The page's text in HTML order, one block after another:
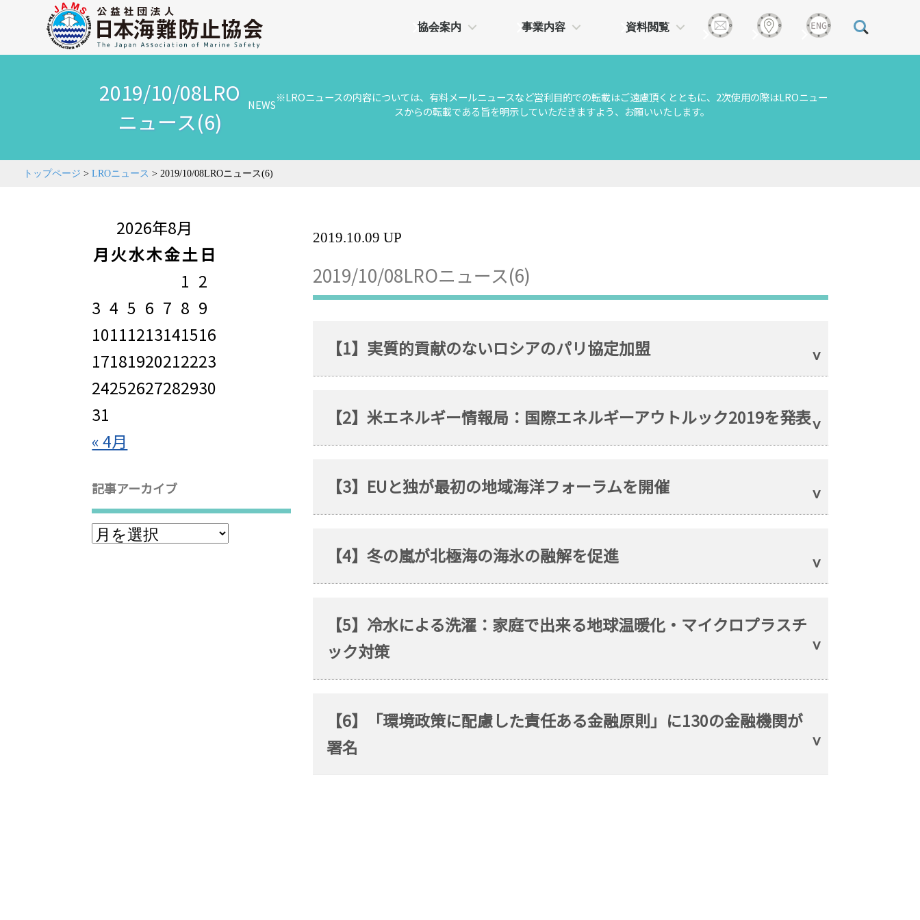
協会案内 事業内容 資料閲覧
2019/10/08LRO
ニュース(6)
NEWS※LROニュースの内容については、有料メールニュースなど営利目的での転載はご遠慮頂くとともに、2次使用の際はLROニュー
スからの転載である旨を明示していただきますよう、お願いいたします。
トップページ > LROニュース > 2019/10/08LROニュース(6)
2026年8月
月火水木金土 日
1 2
3 4 5 6 7 8 9
10111213141516
17181920212223
24252627282930
31
« 4月
記事アーカイブ
2019.10.09 UP
2019/10/08LROニュース(6)
【1】実質的貢献のないロシアのパリ協定加盟
【2】米エネルギー情報局：国際エネルギーアウトルック2019を発表
【3】EUと独が最初の地域海洋フォーラムを開催
【4】冬の嵐が北極海の海氷の融解を促進
【5】冷水による洗濯：家庭で出来る地球温暖化・マイクロプラスチ
ック対策
【6】「環境政策に配慮した責任ある金融原則」に130の金融機関が
署名